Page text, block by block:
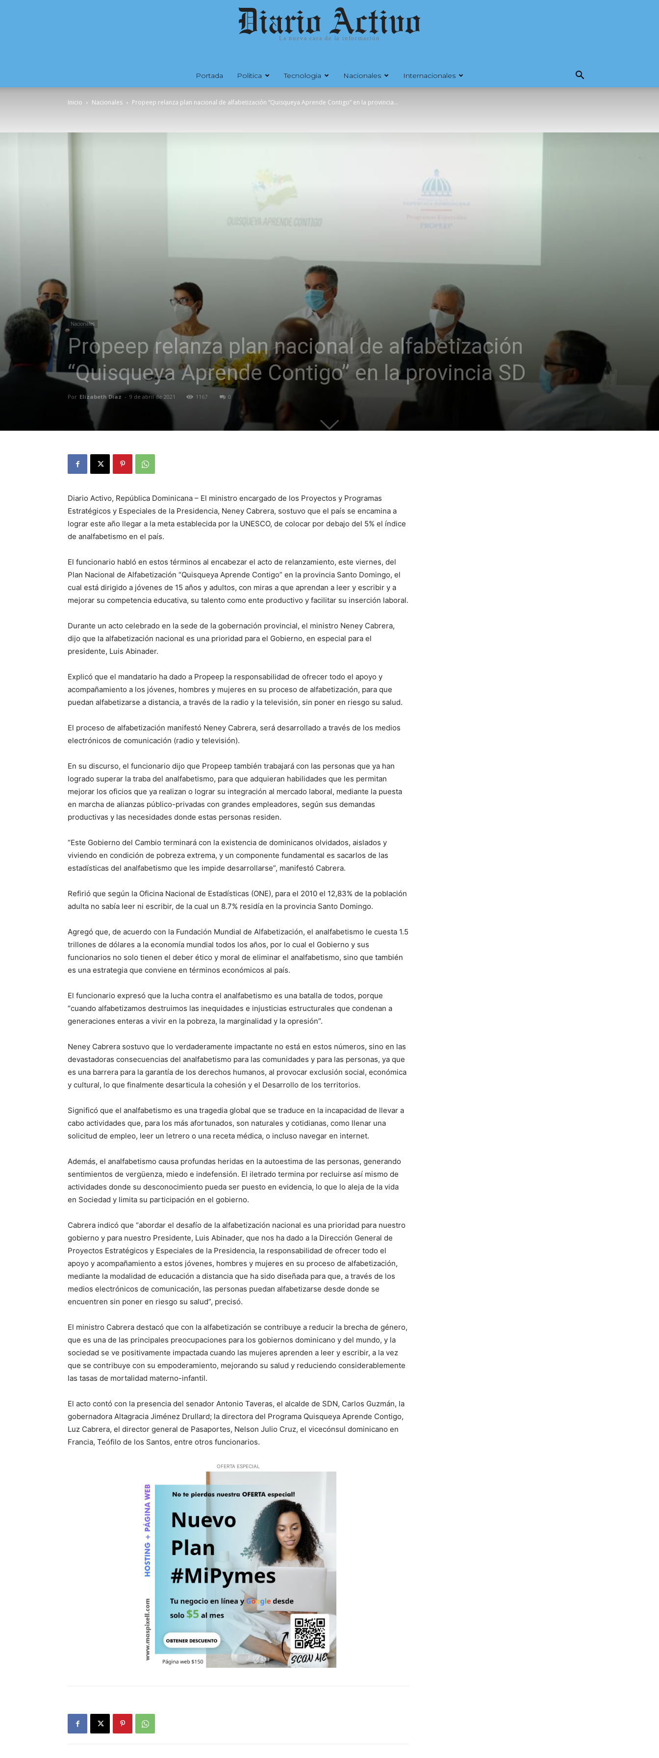
Diario Activo
La nueva cara de la información
Portada Politica Tecnologia Nacionales Internacionales
Inicio Nacionales Propeep relanza plan nacional de alfabetización “Quisqueya Aprende Contigo” en la provincia...
Nacionales
Propeep relanza plan nacional de alfabetización
“Quisqueya Aprende Contigo” en la provincia SD
Por Elizabeth Diaz - 9 de abril de 2021 1167 0
Diario Activo, República Dominicana – El ministro encargado de los Proyectos y Programas
Estratégicos y Especiales de la Presidencia, Neney Cabrera, sostuvo que el país se encamina a
lograr este año llegar a la meta establecida por la UNESCO, de colocar por debajo del 5% el índice
de analfabetismo en el país.
El funcionario habló en estos términos al encabezar el acto de relanzamiento, este viernes, del
Plan Nacional de Alfabetización “Quisqueya Aprende Contigo” en la provincia Santo Domingo, el
cual está dirigido a jóvenes de 15 años y adultos, con miras a que aprendan a leer y escribir y a
mejorar su competencia educativa, su talento como ente productivo y facilitar su inserción laboral.
Durante un acto celebrado en la sede de la gobernación provincial, el ministro Neney Cabrera,
dijo que la alfabetización nacional es una prioridad para el Gobierno, en especial para el
presidente, Luis Abinader.
Explicó que el mandatario ha dado a Propeep la responsabilidad de ofrecer todo el apoyo y
acompañamiento a los jóvenes, hombres y mujeres en su proceso de alfabetización, para que
puedan alfabetizarse a distancia, a través de la radio y la televisión, sin poner en riesgo su salud.
El proceso de alfabetización manifestó Neney Cabrera, será desarrollado a través de los medios
electrónicos de comunicación (radio y televisión).
En su discurso, el funcionario dijo que Propeep también trabajará con las personas que ya han
logrado superar la traba del analfabetismo, para que adquieran habilidades que les permitan
mejorar los oficios que ya realizan o lograr su integración al mercado laboral, mediante la puesta
en marcha de alianzas público-privadas con grandes empleadores, según sus demandas
productivas y las necesidades donde estas personas residen.
“Este Gobierno del Cambio terminará con la existencia de dominicanos olvidados, aislados y
viviendo en condición de pobreza extrema, y un componente fundamental es sacarlos de las
estadísticas del analfabetismo que les impide desarrollarse”, manifestó Cabrera.
Refirió que según la Oficina Nacional de Estadísticas (ONE), para el 2010 el 12,83% de la población
adulta no sabía leer ni escribir, de la cual un 8.7% residía en la provincia Santo Domingo.
Agregó que, de acuerdo con la Fundación Mundial de Alfabetización, el analfabetismo le cuesta 1.5
trillones de dólares a la economía mundial todos los años, por lo cual el Gobierno y sus
funcionarios no solo tienen el deber ético y moral de eliminar el analfabetismo, sino que también
es una estrategia que conviene en términos económicos al país.
El funcionario expresó que la lucha contra el analfabetismo es una batalla de todos, porque
“cuando alfabetizamos destruimos las inequidades e injusticias estructurales que condenan a
generaciones enteras a vivir en la pobreza, la marginalidad y la opresión”.
Neney Cabrera sostuvo que lo verdaderamente impactante no está en estos números, sino en las
devastadoras consecuencias del analfabetismo para las comunidades y para las personas, ya que
es una barrera para la garantía de los derechos humanos, al provocar exclusión social, económica
y cultural, lo que finalmente desarticula la cohesión y el Desarrollo de los territorios.
Significó que el analfabetismo es una tragedia global que se traduce en la incapacidad de llevar a
cabo actividades que, para los más afortunados, son naturales y cotidianas, como llenar una
solicitud de empleo, leer un letrero o una receta médica, o incluso navegar en internet.
Además, el analfabetismo causa profundas heridas en la autoestima de las personas, generando
sentimientos de vergüenza, miedo e indefensión. El iletrado termina por recluirse así mismo de
actividades donde su desconocimiento pueda ser puesto en evidencia, lo que lo aleja de la vida
en Sociedad y limita su participación en el gobierno.
Cabrera indicó que “abordar el desafío de la alfabetización nacional es una prioridad para nuestro
gobierno y para nuestro Presidente, Luis Abinader, que nos ha dado a la Dirección General de
Proyectos Estratégicos y Especiales de la Presidencia, la responsabilidad de ofrecer todo el
apoyo y acompañamiento a estos jóvenes, hombres y mujeres en su proceso de alfabetización,
mediante la modalidad de educación a distancia que ha sido diseñada para que, a través de los
medios electrónicos de comunicación, las personas puedan alfabetizarse desde donde se
encuentren sin poner en riesgo su salud”, precisó.
El ministro Cabrera destacó que con la alfabetización se contribuye a reducir la brecha de género,
que es una de las principales preocupaciones para los gobiernos dominicano y del mundo, y la
sociedad se ve positivamente impactada cuando las mujeres aprenden a leer y escribir, a la vez
que se contribuye con su empoderamiento, mejorando su salud y reduciendo considerablemente
las tasas de mortalidad materno-infantil.
El acto contó con la presencia del senador Antonio Taveras, el alcalde de SDN, Carlos Guzmán, la
gobernadora Altagracia Jiménez Drullard; la directora del Programa Quisqueya Aprende Contigo,
Luz Cabrera, el director general de Pasaportes, Nelson Julio Cruz, el vicecónsul dominicano en
Francia, Teófilo de los Santos, entre otros funcionarios.
OFERTA ESPECIAL